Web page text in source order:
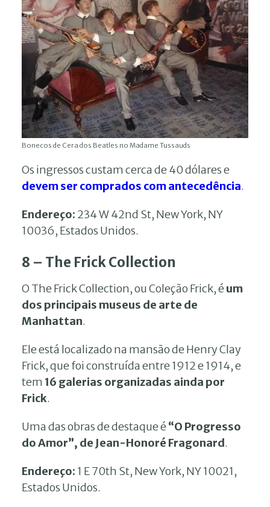
Bonecos de Cera dos Beatles no Madame Tussauds
Os ingressos custam cerca de 40 dólares e
devem ser comprados com antecedência.
Endereço: 234 W 42nd St, New York, NY
10036, Estados Unidos.
8 – The Frick Collection
O The Frick Collection, ou Coleção Frick, éum
dos principais museus de arte de
Manhattan.
Ele está localizado na mansão de Henry Clay
Frick, que foi construída entre 1912 e 1914, e
tem16 galerias organizadas ainda por
Frick.
Uma das obras de destaque é“O Progresso
do Amor”, de Jean-Honoré Fragonard.
Endereço: 1 E 70th St, New York, NY 10021,
Estados Unidos.